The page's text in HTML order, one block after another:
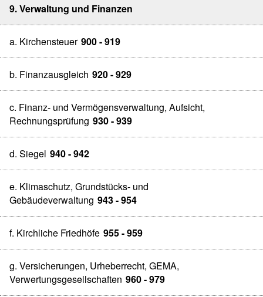
9. Verwaltung und Finanzen
a. Kirchensteuer 900 - 919
b. Finanzausgleich 920 - 929
c. Finanz- und Vermögensverwaltung, Aufsicht,
Rechnungsprüfung 930 - 939
d. Siegel 940 - 942
e. Klimaschutz, Grundstücks- und
Gebäudeverwaltung 943 - 954
f. Kirchliche Friedhöfe 955 - 959
g. Versicherungen, Urheberrecht, GEMA,
Verwertungsgesellschaften 960 - 979